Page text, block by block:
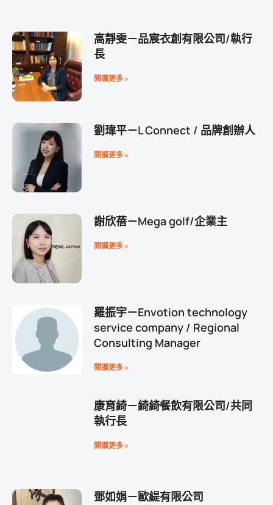
高靜雯－品宸衣創有限公司/執行
長
閱讀更多 »
劉瑋平－L Connect / 品牌創辦人
閱讀更多 »
謝欣蓓－Mega golf/企業主
閱讀更多 »
羅振宇－Envotion technology
service company / Regional
Consulting Manager
閱讀更多 »
康育綺－綺綺餐飲有限公司/共同
執行長
閱讀更多 »
鄧如娟－歐緹有限公司